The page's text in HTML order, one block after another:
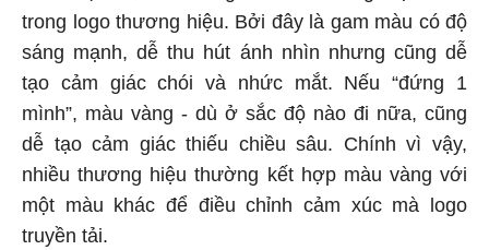
trong logo thương hiệu. Bởi đây là gam màu có độ
sáng mạnh, dễ thu hút ánh nhìn nhưng cũng dễ
tạo cảm giác chói và nhức mắt. Nếu “đứng 1
mình”, màu vàng - dù ở sắc độ nào đi nữa, cũng
dễ tạo cảm giác thiếu chiều sâu. Chính vì vậy,
nhiều thương hiệu thường kết hợp màu vàng với
một màu khác để điều chỉnh cảm xúc mà logo
truyền tải.